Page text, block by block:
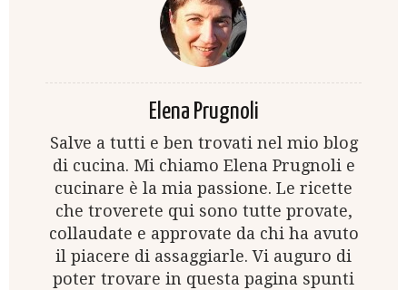
Elena Prugnoli
Salve a tutti e ben trovati nel mio blog
di cucina. Mi chiamo Elena Prugnoli e
cucinare è la mia passione. Le ricette
che troverete qui sono tutte provate,
collaudate e approvate da chi ha avuto
il piacere di assaggiarle. Vi auguro di
poter trovare in questa pagina spunti